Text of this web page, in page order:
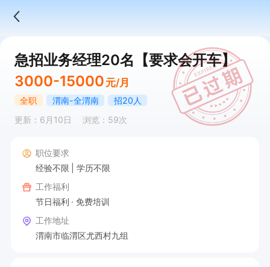
急招业务经理20名【要求会开车】
3000-15000 元/月
全职 渭南-全渭南
招20人
更新：6月10日
浏览：59次
职位要求
经验不限
学历不限
工作福利
节日福利
免费培训
工作地址
渭南市临渭区尤西村九组